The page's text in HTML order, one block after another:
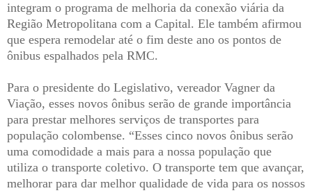
integram o programa de melhoria da conexão viária da
Região Metropolitana com a Capital. Ele também afirmou
que espera remodelar até o fim deste ano os pontos de
ônibus espalhados pela RMC.
Para o presidente do Legislativo, vereador Vagner da
Viação, esses novos ônibus serão de grande importância
para prestar melhores serviços de transportes para
população colombense. “Esses cinco novos ônibus serão
uma comodidade a mais para a nossa população que
utiliza o transporte coletivo. O transporte tem que avançar,
melhorar para dar melhor qualidade de vida para os nossos